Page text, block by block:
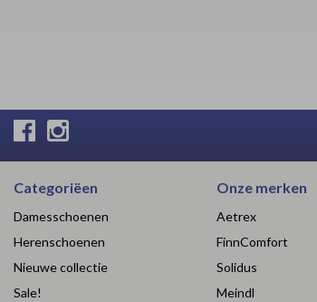
Categoriëen
Damesschoenen
Herenschoenen
Nieuwe collectie
Sale!
Onze merken
Aetrex
FinnComfort
Solidus
Meindl